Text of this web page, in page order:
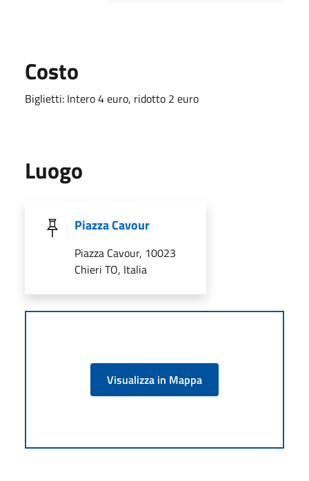
Costo
Biglietti: Intero 4 euro, ridotto 2 euro
Luogo
Piazza Cavour
Piazza Cavour, 10023
Chieri TO, Italia
Visualizza in Mappa